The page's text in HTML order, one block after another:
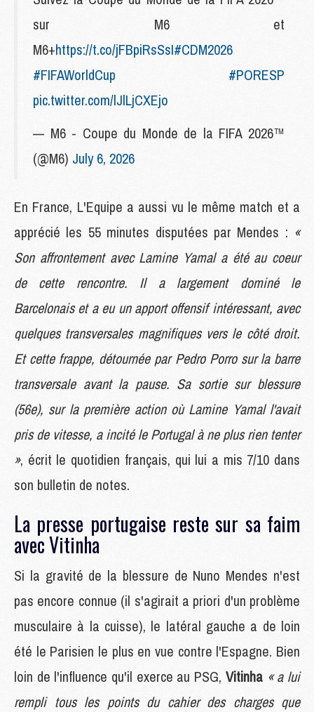
sur M6 et
M6+https://t.co/jFBpiRsSsI#CDM2026
#FIFAWorldCup
#PORESP
pic.twitter.com/lJlLjCXEjo
— M6 - Coupe du Monde de la FIFA 2026™
(@M6) July 6, 2026
En France, L'Equipe a aussi vu le même match et a
apprécié les 55 minutes disputées par Mendes : «
Son affrontement avec Lamine Yamal a été au coeur
de cette rencontre. Il a largement dominé le
Barcelonais et a eu un apport offensif intéressant, avec
quelques transversales magnifiques vers le côté droit.
Et cette frappe, détournée par Pedro Porro sur la barre
transversale avant la pause. Sa sortie sur blessure
(56e), sur la première action où Lamine Yamal l'avait
pris de vitesse, a incité le Portugal à ne plus rien tenter
», écrit le quotidien français, qui lui a mis 7/10 dans
son bulletin de notes.
La presse portugaise reste sur sa faim
avec Vitinha
Si la gravité de la blessure de Nuno Mendes n'est
pas encore connue (il s'agirait a priori d'un problème
musculaire à la cuisse), le latéral gauche a de loin
été le Parisien le plus en vue contre l'Espagne. Bien
loin de l'influence qu'il exerce au PSG, Vitinha « a lui
rempli tous les points du cahier des charges que